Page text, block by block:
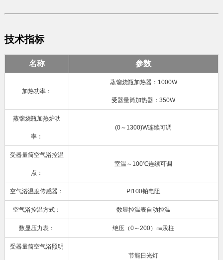
技术指标
名称 参数
加热功率：
蒸馏烧瓶加热器：1000W
受器量筒加热器：350W
蒸馏烧瓶加热炉功
率：
(0～1300)W连续可调
受器量筒空气浴控温
点：
室温～100℃连续可调
空气浴温度传感器： Pt100铂电阻
空气浴控温方式： 数显控温表自动控温
数显压力表： 绝压（0～200）㎜汞柱
受器量筒空气浴照明
节能日光灯